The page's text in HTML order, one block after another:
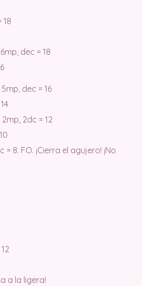
18
dec = 18
dec = 16
2mp, 2dc = 12
= 8. FO. ¡Cierra el agujero! ¡No
a la ligera!